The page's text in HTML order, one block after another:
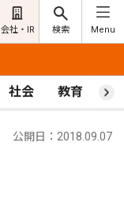
会社・IR 検索 Menu
社会 教育 ス
公開日：2018.09.07